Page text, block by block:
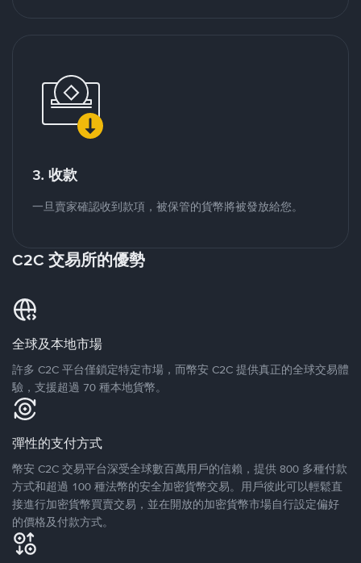
3. 收款
一旦賣家確認收到款項，被保管的貨幣將被發放給您。
C2C 交易所的優勢
全球及本地市場
許多 C2C 平台僅鎖定特定市場，而幣安 C2C 提供真正的全球交易體
驗，支援超過 70 種本地貨幣。
彈性的支付方式
幣安 C2C 交易平台深受全球數百萬用戶的信賴，提供 800 多種付款
方式和超過 100 種法幣的安全加密貨幣交易。用戶彼此可以輕鬆直
接進行加密貨幣買賣交易，並在開放的加密貨幣市場自行設定偏好
的價格及付款方式。